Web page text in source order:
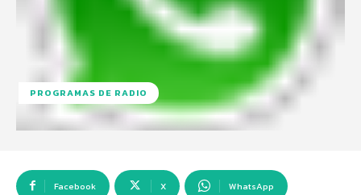
PROGRAMAS DE RADIO
Facebook X WhatsApp